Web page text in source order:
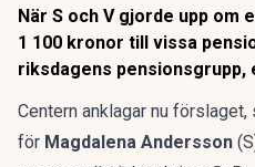
När S och V gjorde upp om
1 100 kronor till vissa
riksdagens
Centern anklagar nu
för Magdalena Andersson